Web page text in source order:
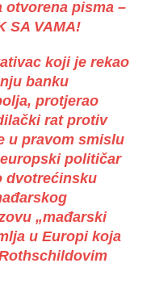
otvorena pisma –
SA VAMA!
koji je rekao
banku
protjerao
rat protiv
u pravom smislu
političar
dvotrećinsku
„mađarski
u Europi koja